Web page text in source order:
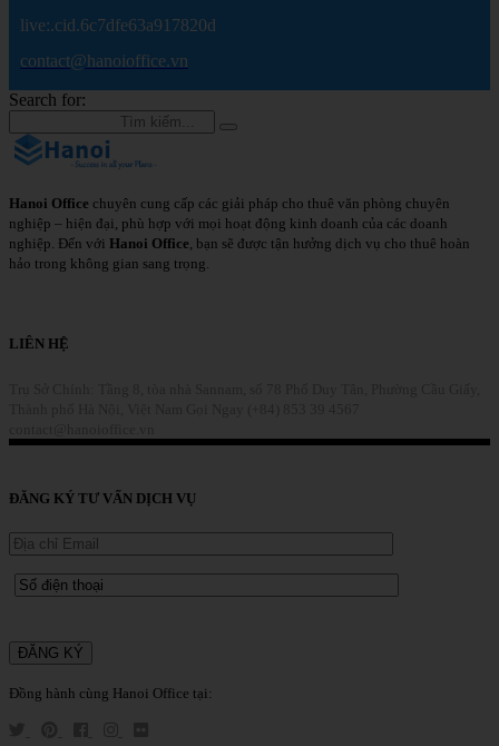
live:.cid.6c7dfe63a917820d
contact@hanoioffice.vn
Search for:
Hanoi Office chuyên cung cấp các giải pháp cho thuê văn phòng chuyên
nghiệp – hiện đại, phù hợp với mọi hoạt động kinh doanh của các doanh
nghiệp. Đến với Hanoi Office, bạn sẽ được tận hưởng dịch vụ cho thuê hoàn
hảo trong không gian sang trọng.
LIÊN HỆ
ĐĂNG KÝ TƯ VẤN DỊCH VỤ
Đồng hành cùng Hanoi Office tại: